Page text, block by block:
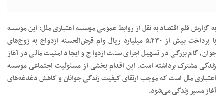
به گزارش قلم اقتصاد به نقل از روابط عمومی موسسه اعتباری ملل: این موسسه
با پرداخت بیش از ۵,۲۳۰ میلیارد ریال وام قرض‌الحسنه ازدواج به زوج‌های
جوان، گام بزرگی در تسهیل اجرای سنت ازدواج و ایجاد امنیت مالی در آغاز
زندگی مشترک برداشته است. این اقدام بخشی از مسئولیت اجتماعی موسسه
اعتباری ملل است که موجب ارتقای کیفیت زندگی جوانان و کاهش دغدغه‌های
آغاز مسیر زندگی می‌شود.